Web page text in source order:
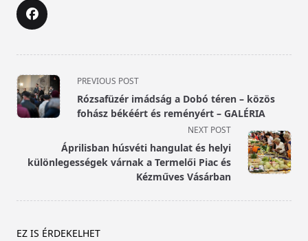
<span
class="nav-
subtitle
text">Page</span>
PREVIOUS POST
Rózsafüzér imádság a Dobó téren – közös
fohász békéért és reményért – GALÉRIA
NEXT POST
Áprilisban húsvéti hangulat és helyi
különlegességek várnak a Termelői Piac és
Kézműves Vásárban
EZ IS ÉRDEKELHET